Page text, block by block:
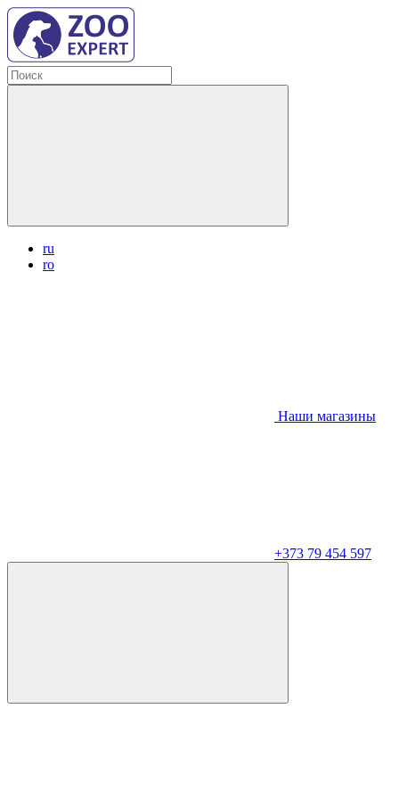
ru
ro
Наши магазины
+373 79 454 597